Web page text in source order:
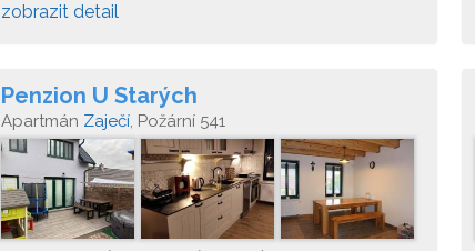
zobrazit detail
Penzion U Starých
Apartmán Zaječí, Požární 541